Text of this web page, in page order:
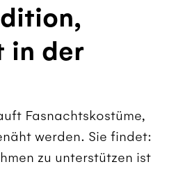
in der
Fasnachtskostüme,
werden. Sie findet:
zu unterstützen ist